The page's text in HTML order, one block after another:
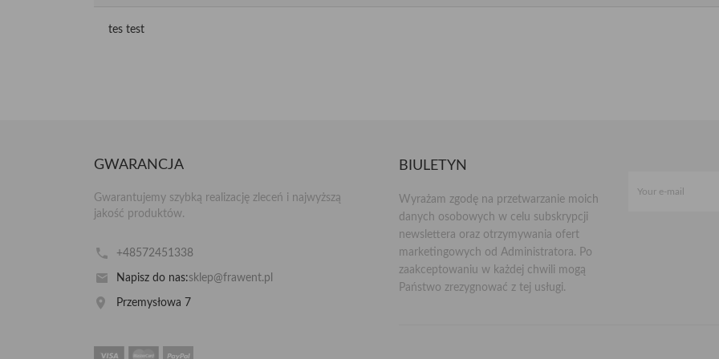
tes test
GWARANCJA
Gwarantujemy szybką realizację zleceń i najwyższą
jakość produktów.
+48572451338
Napisz do nas:sklep@frawent.pl
Przemysłowa 7
BIULETYN
Wyrażam zgodę na przetwarzanie moich
danych osobowych w celu subskrypcji
newslettera oraz otrzymywania ofert
marketingowych od Administratora. Po
zaakceptowaniu w każdej chwili mogą
Państwo zrezygnować z tej usługi.